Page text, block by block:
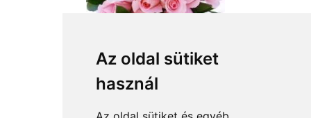
Az oldal sütiket
használ
25 szál rózsaszín rózsa
52 800 Ft-tól